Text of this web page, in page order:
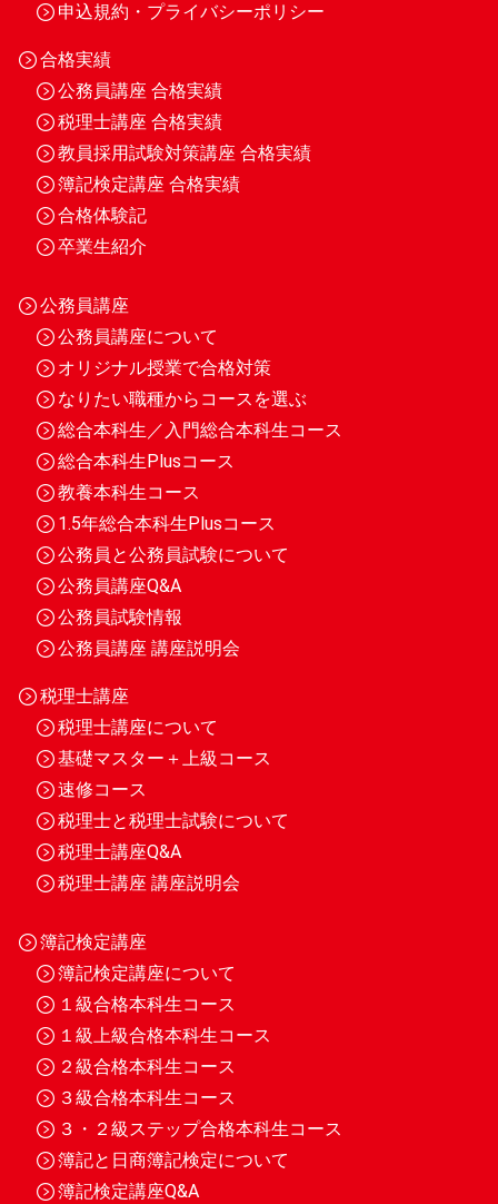
申込規約・プライバシーポリシー
合格実績
公務員講座 合格実績
税理士講座 合格実績
教員採用試験対策講座 合格実績
簿記検定講座 合格実績
合格体験記
卒業生紹介
公務員講座
公務員講座について
オリジナル授業で合格対策
なりたい職種からコースを選ぶ
総合本科生／入門総合本科生コース
総合本科生Plusコース
教養本科生コース
1.5年総合本科生Plusコース
公務員と公務員試験について
公務員講座Q&A
公務員試験情報
公務員講座 講座説明会
税理士講座
税理士講座について
基礎マスター＋上級コース
速修コース
税理士と税理士試験について
税理士講座Q&A
税理士講座 講座説明会
簿記検定講座
簿記検定講座について
１級合格本科生コース
１級上級合格本科生コース
２級合格本科生コース
３級合格本科生コース
３・２級ステップ合格本科生コース
簿記と日商簿記検定について
簿記検定講座Q&A